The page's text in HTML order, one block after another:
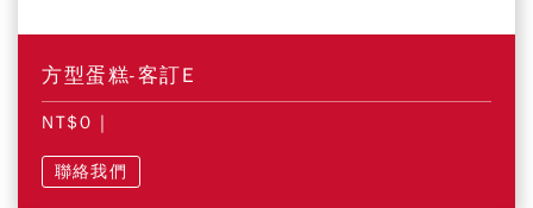
方型蛋糕-客訂E
NT$0 |
聯絡我們